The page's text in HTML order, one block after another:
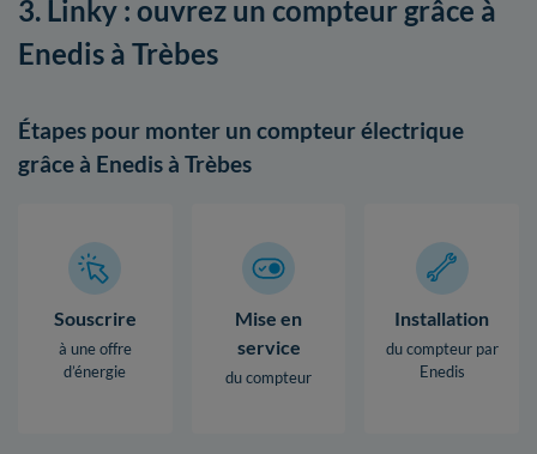
3. Linky : ouvrez un compteur grâce à
Enedis à Trèbes
Étapes pour monter un compteur électrique
grâce à Enedis à Trèbes
Souscrire
à une offre
d’énergie
Mise en
service
du compteur
Installation
du compteur par
Enedis